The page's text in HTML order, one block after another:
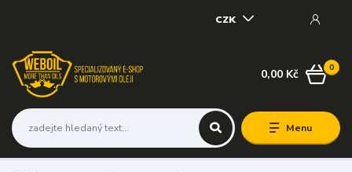
Menu
CZK
0
0,00 Kč